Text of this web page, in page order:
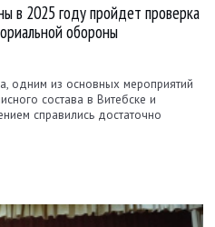
в 2025 году пройдет проверка
обороны
одним из основных мероприятий
состава в Витебске и
справились достаточно